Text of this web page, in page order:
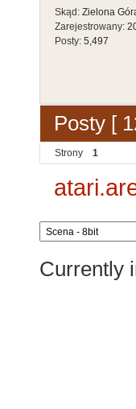
Skąd: Zielona
Zarejestrowany:
Posty: 5,497
Posty [
Strony 1
Currently